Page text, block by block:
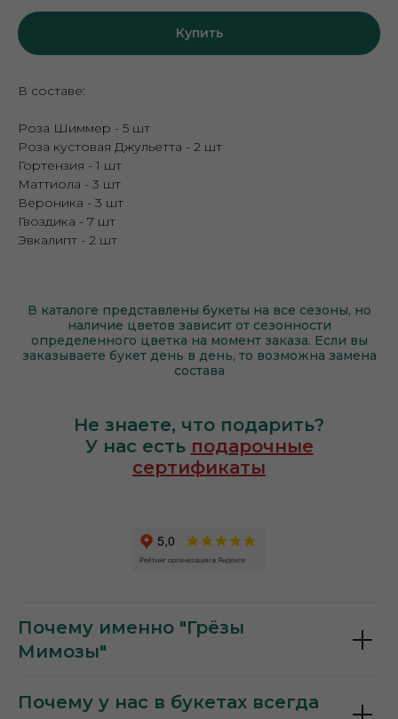
Купить
В составе:
Роза Шиммер - 5 шт
Роза кустовая Джульетта - 2 шт
Гортензия - 1 шт
Маттиола - 3 шт
Вероника - 3 шт
Гвоздика - 7 шт
Эвкалипт - 2 шт
В каталоге представлены букеты на все сезоны, но
наличие цветов зависит от сезонности
определенного цветка на момент заказа. Если вы
заказываете букет день в день, то возможна замена
состава
Не знаете, что подарить?
У нас есть подарочные
сертификаты
Почему именно "Грёзы
Мимозы"
Почему у нас в букетах всегда